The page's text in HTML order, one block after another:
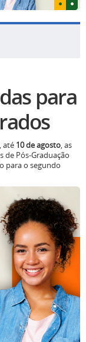
para
até 10 de agosto, as
de Pós-Graduação
para o segundo